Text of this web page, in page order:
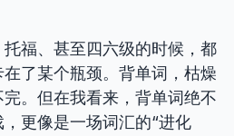
福、甚至四六级的时候，都
了某个瓶颈。背单词，枯燥
。但在我看来，背单词绝不
更像是一场词汇的“进化